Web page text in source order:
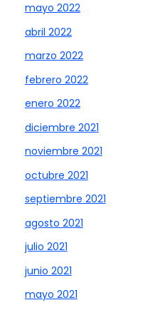
mayo 2022
abril 2022
marzo 2022
febrero 2022
enero 2022
diciembre 2021
noviembre 2021
octubre 2021
septiembre 2021
agosto 2021
julio 2021
junio 2021
mayo 2021